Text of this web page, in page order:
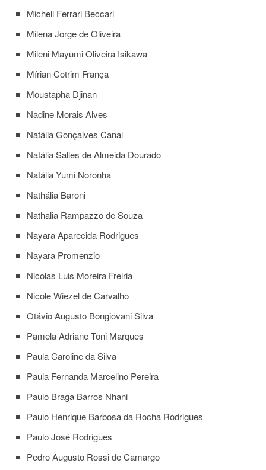
Micheli Ferrari Beccari
Milena Jorge de Oliveira
Mileni Mayumi Oliveira Isikawa
Mírian Cotrim França
Moustapha Djinan
Nadine Morais Alves
Natália Gonçalves Canal
Natália Salles de Almeida Dourado
Natália Yumi Noronha
Nathália Baroni
Nathalia Rampazzo de Souza
Nayara Aparecida Rodrigues
Nayara Promenzio
Nicolas Luis Moreira Freiria
Nicole Wiezel de Carvalho
Otávio Augusto Bongiovani Silva
Pamela Adriane Toni Marques
Paula Caroline da Silva
Paula Fernanda Marcelino Pereira
Paulo Braga Barros Nhani
Paulo Henrique Barbosa da Rocha Rodrigues
Paulo José Rodrigues
Pedro Augusto Rossi de Camargo